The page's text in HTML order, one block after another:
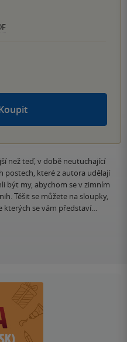
než teď, v době neutuchající
které z autora udělají
být my, abychom se v zimním
Těšit se můžete na sloupky,
kterých se vám představí…